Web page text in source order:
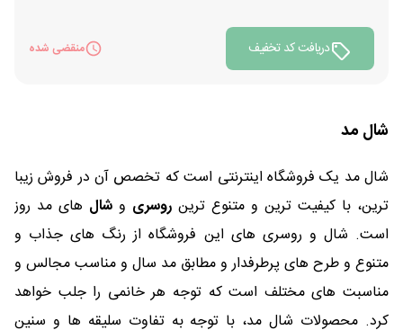
دریافت کد تخفیف منقضی شده
شال مد
شال مد یک فروشگاه اینترنتی است که تخصص آن در فروش زیبا
ترین، با کیفیت ترین و متنوع ترین روسری و شال های مد روز
است. شال و روسری های این فروشگاه از رنگ های جذاب و
متنوع و طرح های پرطرفدار و مطابق مد سال و مناسب مجالس و
مناسبت های مختلف است که توجه هر خانمی را جلب خواهد
کرد. محصولات شال مد، با توجه به تفاوت سلیقه ها و سنین